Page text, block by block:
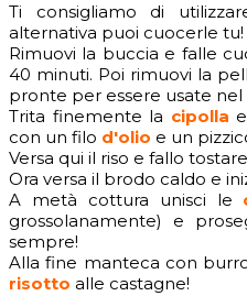
Ti consigliamo di
alternativa puoi cuocerle tu!
Rimuovi la buccia e falle
40 minuti. Poi rimuovi la
pronte per essere usate nel
Trita finemente la cipolla
con un filo d'olio e un
Versa qui il riso e fallo
Ora versa il brodo caldo e
A metà cottura unisci le
grossolanamente) e
sempre!
Alla fine manteca con
risotto alle castagne!